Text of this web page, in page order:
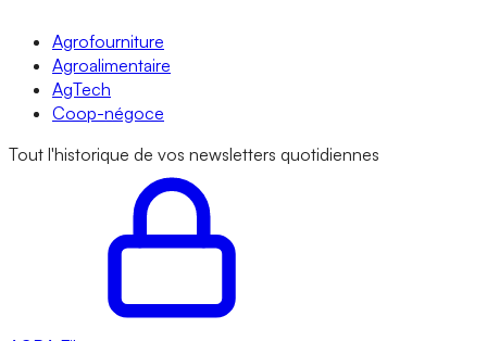
Agrofourniture
Agroalimentaire
AgTech
Coop-négoce
Tout l'historique de vos newsletters quotidiennes